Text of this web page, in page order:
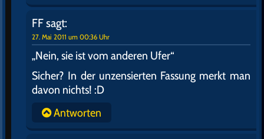
FFsagt:
27. Mai 2011 um 00:36 Uhr
„Nein, sie ist vom anderen Ufer“
Sicher? In der unzensierten Fassung merkt man
davon nichts! :D
Antworten